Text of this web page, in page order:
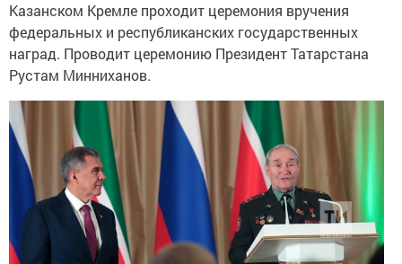
Казанском Кремле проходит церемония вручения
федеральных и республиканских государственных
наград. Проводит церемонию Президент Татарстана
Рустам Минниханов.